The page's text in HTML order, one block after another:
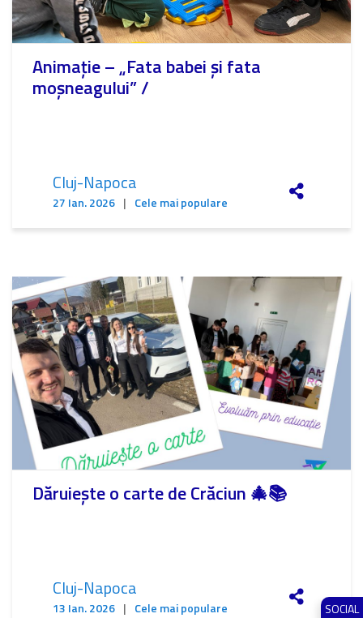
SOCIAL
Animație – „Fata babei și fata
moșneagului” /
Cluj-Napoca
27 Ian. 2026 | Cele mai populare
Dăruiește o carte de Crăciun 🎄📚
Cluj-Napoca
13 Ian. 2026 | Cele mai populare